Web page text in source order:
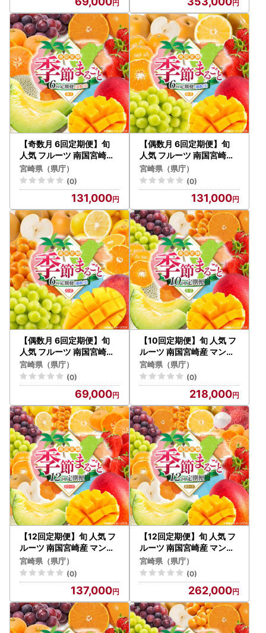
崎県 九州＜C-1コース M3
10＞
【奇数月 6回定期便】旬
人気 フルーツ 南国宮崎産
マンゴー ピオーネ いちご
みかん メロン 柑橘 ぶどう
果物 詰め合わせ 宮崎県 九
州＜B-1コース M210＞
宮崎県（県庁）
(0)
131,000
【偶数月 6回定期便】旬
人気 フルーツ 南国宮崎産
マンゴー シャインマスカ
ット いちご 日向夏 梨 みか
ん 柑橘 ぶどう 果物 詰め合
わせ 宮崎県 九州＜B-2コ
ース M220＞
宮崎県（県庁）
(0)
131,000
【偶数月 6回定期便】旬
人気 フルーツ 南国宮崎産
マンゴー 金柑たまたま シ
ャインマスカット みかん
梨 日向夏 柑橘 きんかん ぶ
どう 果物 詰め合わせ 宮崎
県 九州＜C-2コース M32
0＞
宮崎県（県庁）
(0)
69,000
【10回定期便】旬 人気 フ
ルーツ 南国宮崎産 マンゴ
ー 金柑たまたま シャイン
マスカット ピオーネ いち
ご みかん 梨 メロン 柑橘
きんかん ぶどう 果物 詰め
合わせ 宮崎県 九州＜E-2
コース M600＞
宮崎県（県庁）
(0)
218,000
【12回定期便】旬 人気 フ
ルーツ 南国宮崎産 マンゴ
ー 金柑たまたま シャイン
マスカット ピオーネ いち
ご みかん 日向夏 メロン 梨
柑橘 きんかん ぶどう 果物
詰め合わせ 宮崎県 九州 1
年 毎月お届け＜Cコース
M300＞
宮崎県（県庁）
(0)
137,000
【12回定期便】旬 人気 フ
ルーツ 南国宮崎産 マンゴ
ー ライチ 金柑たまたま シ
ャインマスカット ピオー
ネ いちご みかん 日向夏 メ
ロン 梨 柑橘 きんかん ぶど
う 果物 詰め合わせ 宮崎県
九州 1年 毎月お届け＜Bコ
ース M200＞
宮崎県（県庁）
(0)
262,000